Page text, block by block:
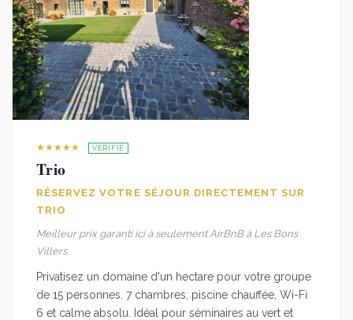
★★★★★ VÉRIFIÉ
Trio
RÉSERVEZ VOTRE SÉJOUR DIRECTEMENT SUR
TRIO
Meilleur prix garanti ici à seulement AirBnB à Les Bons
Villers
Privatisez un domaine d'un hectare pour votre groupe
de 15 personnes. 7 chambres, piscine chauffée, Wi-Fi
6 et calme absolu. Idéal pour séminaires au vert et